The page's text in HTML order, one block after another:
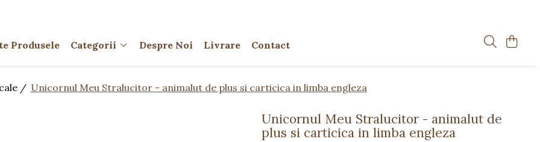
Produsele Categorii Despre Noi Livrare Contact
/ Unicornul Meu Stralucitor - animalut de plus si carticica in limba engleza
Unicornul Meu Stralucitor - animalut de
plus si carticica in limba engleza